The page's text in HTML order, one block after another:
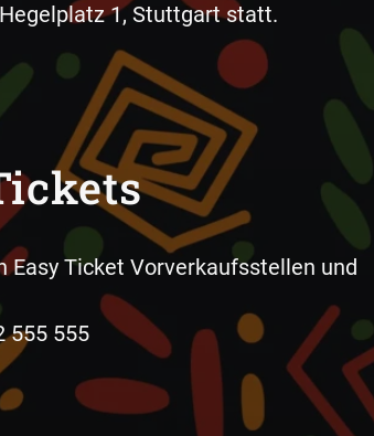
1, Stuttgart statt.
Easy Ticket Vorverkaufsstellen und
555 555